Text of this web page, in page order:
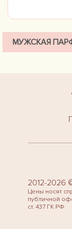
МУЖСКАЯ
2012-2026
Цены носят
публичной
ст. 437 ГК РФ